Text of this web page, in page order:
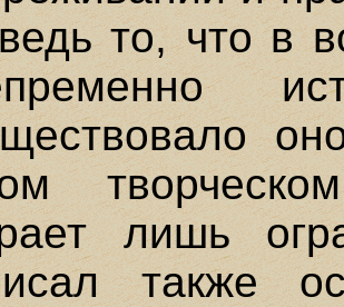
то, что в
лишь
также